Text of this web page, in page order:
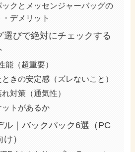
ックとメッセンジャーバッグの
・デメリット
選びで絶対にチェックする
能（超重要）
きの安定感（ズレないこと）
対策（通気性）
ットがあるか
ル｜バックパック6選（PC
）